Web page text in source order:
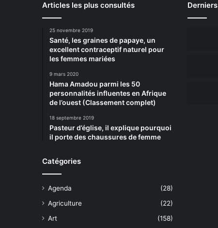
Articles les plus consultés
25 novembre 2019
Santé, les graines de papaye, un
excellent contraceptif naturel pour
les femmes mariées
9 mars 2020
Hama Amadou parmi les 50
personnalités influentes en Afrique
de l’ouest (Classement complet)
18 septembre 2019
Pasteur d’église, il explique pourquoi
il porte des chaussures de femme
Catégories
Agenda
(28)
Agriculture
(22)
Art
(158)